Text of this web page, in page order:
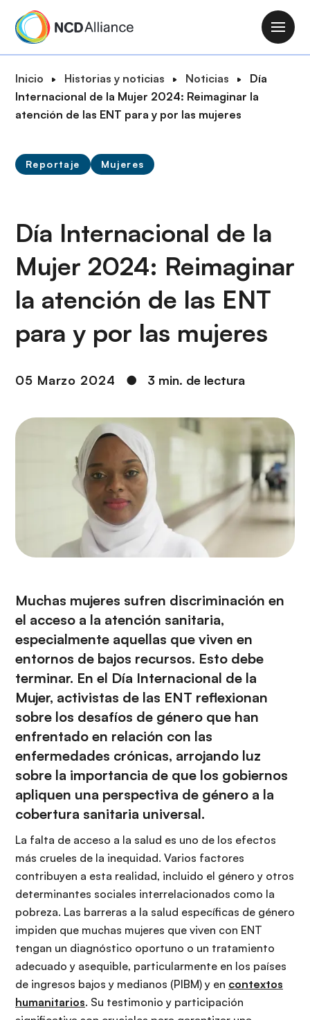
M
a
i
n
R
u
t
e
v
e
g
a
c
i
ó
n
Inicio Historias y noticias Noticias
Día
Internacional de la Mujer 2024: Reimaginar la
atención de las ENT para y por las mujeres
Reportaje Mujeres
Día Internacional de la
Mujer 2024: Reimaginar
la atención de las ENT
para y por las mujeres
05 Marzo 2024 ● 3 min. de lectura
Muchas mujeres sufren discriminación en
el acceso a la atención sanitaria,
especialmente aquellas que viven en
entornos de bajos recursos. Esto debe
terminar. En el Día Internacional de la
Mujer, activistas de las ENT reflexionan
sobre los desafíos de género que han
enfrentado en relación con las
enfermedades crónicas, arrojando luz
sobre la importancia de que los gobiernos
apliquen una perspectiva de género a la
cobertura sanitaria universal.
La falta de acceso a la salud es uno de los efectos
más crueles de la inequidad. Varios factores
contribuyen a esta realidad, incluido el género y otros
determinantes sociales interrelacionados como la
pobreza. Las barreras a la salud específicas de género
impiden que muchas mujeres que viven con ENT
tengan un diagnóstico oportuno o un tratamiento
adecuado y asequible, particularmente en los países
de ingresos bajos y medianos (PIBM) y en contextos
humanitarios. Su testimonio y participación